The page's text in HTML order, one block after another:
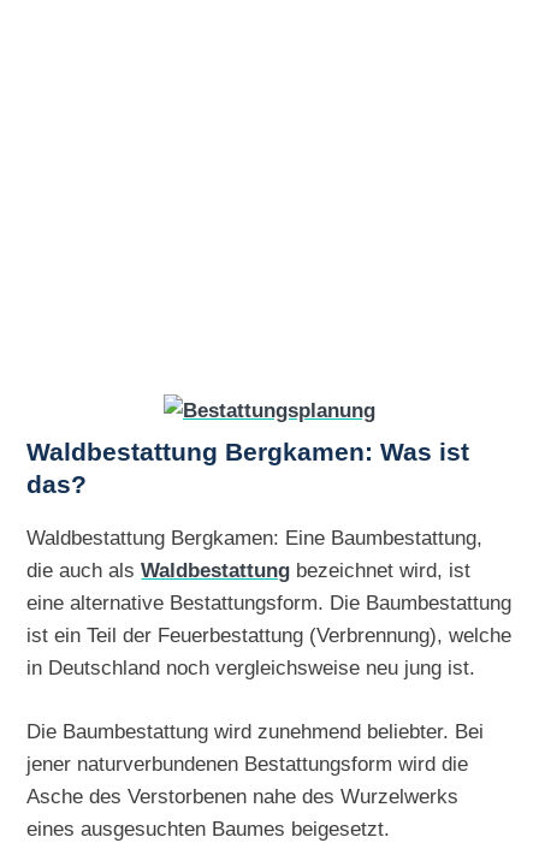
Waldbestattung Bergkamen: Was ist
das?
Waldbestattung Bergkamen: Eine Baumbestattung,
die auch alsWaldbestattung bezeichnet wird, ist
eine alternative Bestattungsform. Die Baumbestattung
ist ein Teil der Feuerbestattung (Verbrennung), welche
in Deutschland noch vergleichsweise neu jung ist.
Die Baumbestattung wird zunehmend beliebter. Bei
jener naturverbundenen Bestattungsform wird die
Asche des Verstorbenen nahe des Wurzelwerks
eines ausgesuchten Baumes beigesetzt.